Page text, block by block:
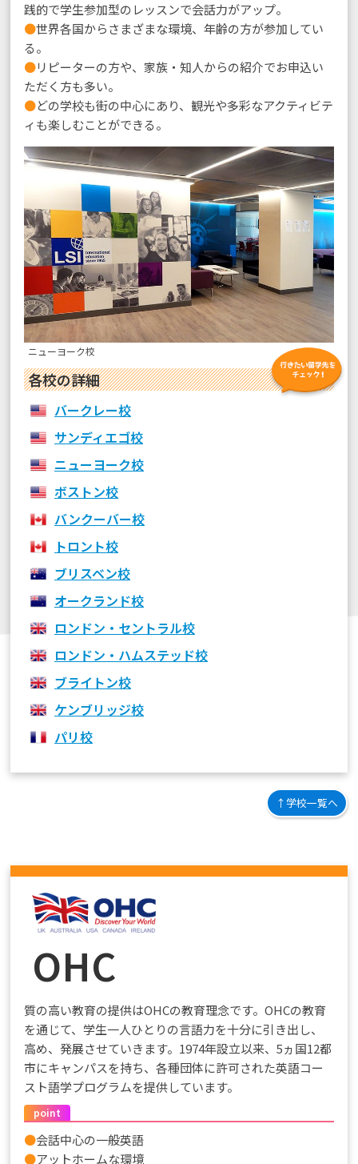
践的で学生参加型のレッスンで会話力がアップ。
●世界各国からさまざまな環境、年齢の方が参加してい
る。
●リピーターの方や、家族・知人からの紹介でお申込い
ただく方も多い。
●どの学校も街の中心にあり、観光や多彩なアクティビテ
ィも楽しむことができる。
ニューヨーク校
各校の詳細
バークレー校
サンディエゴ校
ニューヨーク校
ボストン校
バンクーバー校
トロント校
ブリスベン校
オークランド校
ロンドン・セントラル校
ロンドン・ハムステッド校
ブライトン校
ケンブリッジ校
パリ校
↑学校一覧へ
OHC
質の高い教育の提供はOHCの教育理念です。OHCの教育
を通じて、学生一人ひとりの言語力を十分に引き出し、
高め、発展させていきます。1974年設立以来、5ヵ国12都
市にキャンパスを持ち、各種団体に許可された英語コー
スト語学プログラムを提供しています。
point
●会話中心の一般英語
●アットホームな環境